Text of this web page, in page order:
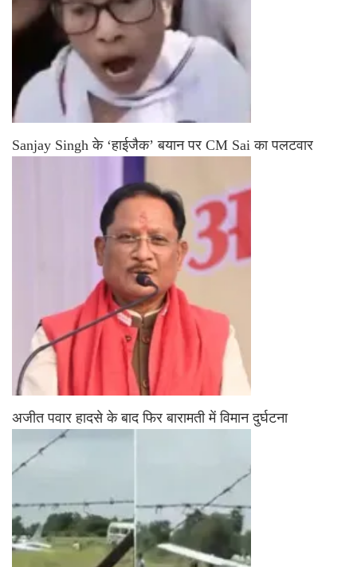
Sanjay Singh के ‘हाईजैक’ बयान पर CM Sai का पलटवार
अजीत पवार हादसे के बाद फिर बारामती में विमान दुर्घटना